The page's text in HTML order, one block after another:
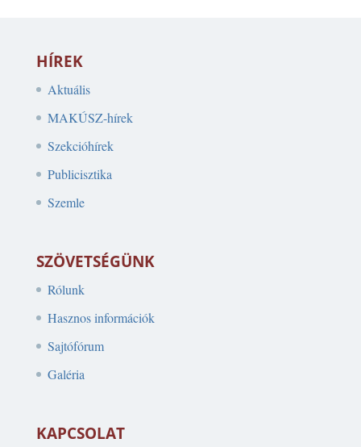
HÍREK
Aktuális
MAKÚSZ-hírek
Szekcióhírek
Publicisztika
Szemle
SZÖVETSÉGÜNK
Rólunk
Hasznos információk
Sajtófórum
Galéria
KAPCSOLAT